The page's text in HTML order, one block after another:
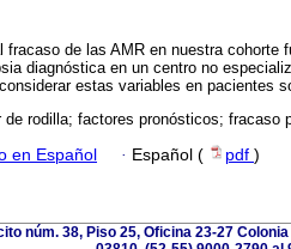
de las AMR en nuestra cohorte
diagnóstica en un centro no
estas variables en pacientes
rodilla; factores pronósticos; fracaso
en Español · Español ( pdf )
núm. 38, Piso 25, Oficina 23-27